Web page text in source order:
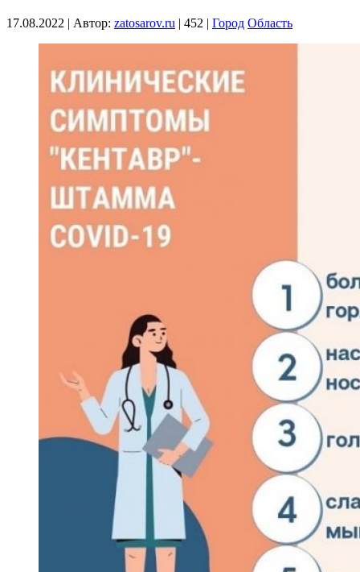
17.08.2022 | Автор: zatosarov.ru | 452 | Город Область